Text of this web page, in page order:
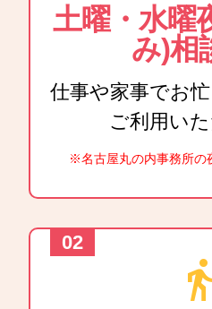
土曜・水曜
み)相
仕事や家事でお
ご利用い
※名古屋丸の内事務所の